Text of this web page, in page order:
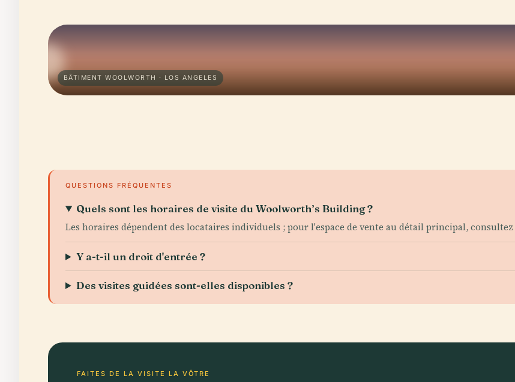
BÂTIMENT WOOLWORTH · LOS ANGELES
QUESTIONS FRÉQUENTES
Quels sont les horaires de visite du Woolworth’s Building ?
Les horaires dépendent des locataires individuels ; pour l'espace de vente au détail principal, consultez
Y a-t-il un droit d'entrée ?
Des visites guidées sont-elles disponibles ?
FAITES DE LA VISITE LA VÔTRE